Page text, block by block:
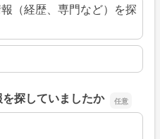
（経歴、専門など）を探
探していましたか
探していましたか